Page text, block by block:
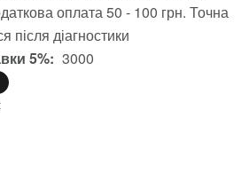
оплата 50 - 100 грн. Точна
після діагностики
5%: 3000